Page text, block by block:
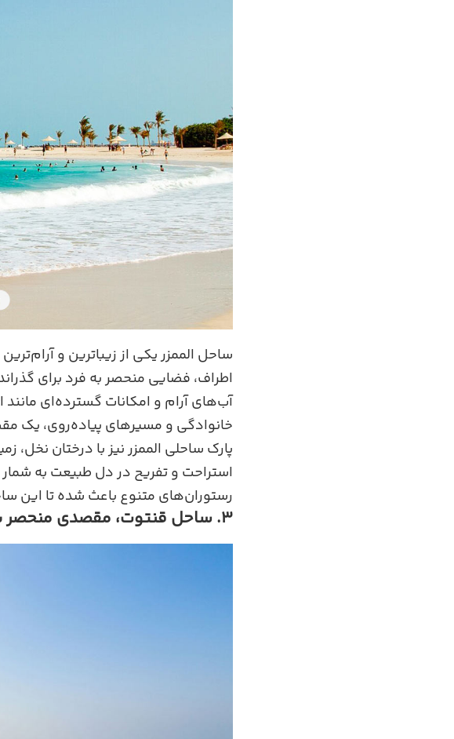
ساحل الممزر یکی از زیباترین و
اطراف، فضایی منحصر به‌ فرد برای
آب‌های آرام و امکانات گسترده‌ای
خانوادگی و مسیرهای پیاده‌روی، یک
پارک ساحلی الممزر نیز با درختان
استراحت و تفریح در دل طبیعت به
رستوران‌های متنوع باعث شده تا این
3. ساحل قنتوت، مقصدی منحصر به‌ فرد برای عاشقان آرامش و هیجان